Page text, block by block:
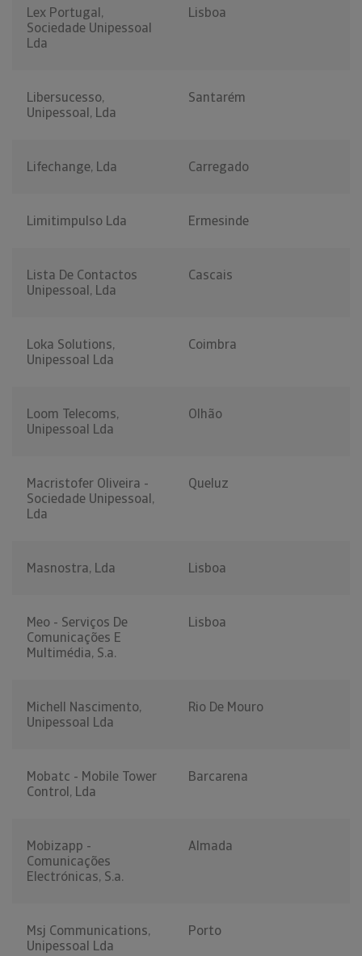
Lex Portugal,
Sociedade Unipessoal
Lda
Lisboa
Libersucesso,
Unipessoal, Lda
Santarém
Lifechange, Lda Carregado
Limitimpulso Lda Ermesinde
Lista De Contactos
Unipessoal, Lda
Cascais
Loka Solutions,
Unipessoal Lda
Coimbra
Loom Telecoms,
Unipessoal Lda
Olhão
Macristofer Oliveira -
Sociedade Unipessoal,
Lda
Queluz
Masnostra, Lda Lisboa
Meo - Serviços De
Comunicações E
Multimédia, S.a.
Lisboa
Michell Nascimento,
Unipessoal Lda
Rio De Mouro
Mobatc - Mobile Tower
Control, Lda
Barcarena
Mobizapp -
Comunicações
Electrónicas, S.a.
Almada
Msj Communications,
Unipessoal Lda
Porto